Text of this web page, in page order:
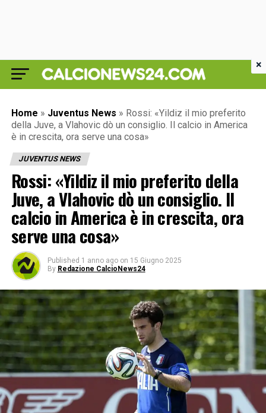
Home » Juventus News » Rossi: «Yildiz il mio preferito
della Juve, a Vlahovic dò un consiglio. Il calcio in America
è in crescita, ora serve una cosa»
JUVENTUS NEWS
Rossi: «Yildiz il mio preferito della
Juve, a Vlahovic dò un consiglio. Il
calcio in America è in crescita, ora
serve una cosa»
Published 1 anno ago on 15 Giugno 2025
By Redazione CalcioNews24
×